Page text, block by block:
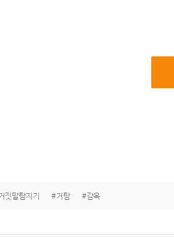
짓말탐지기 #거탐 #감옥